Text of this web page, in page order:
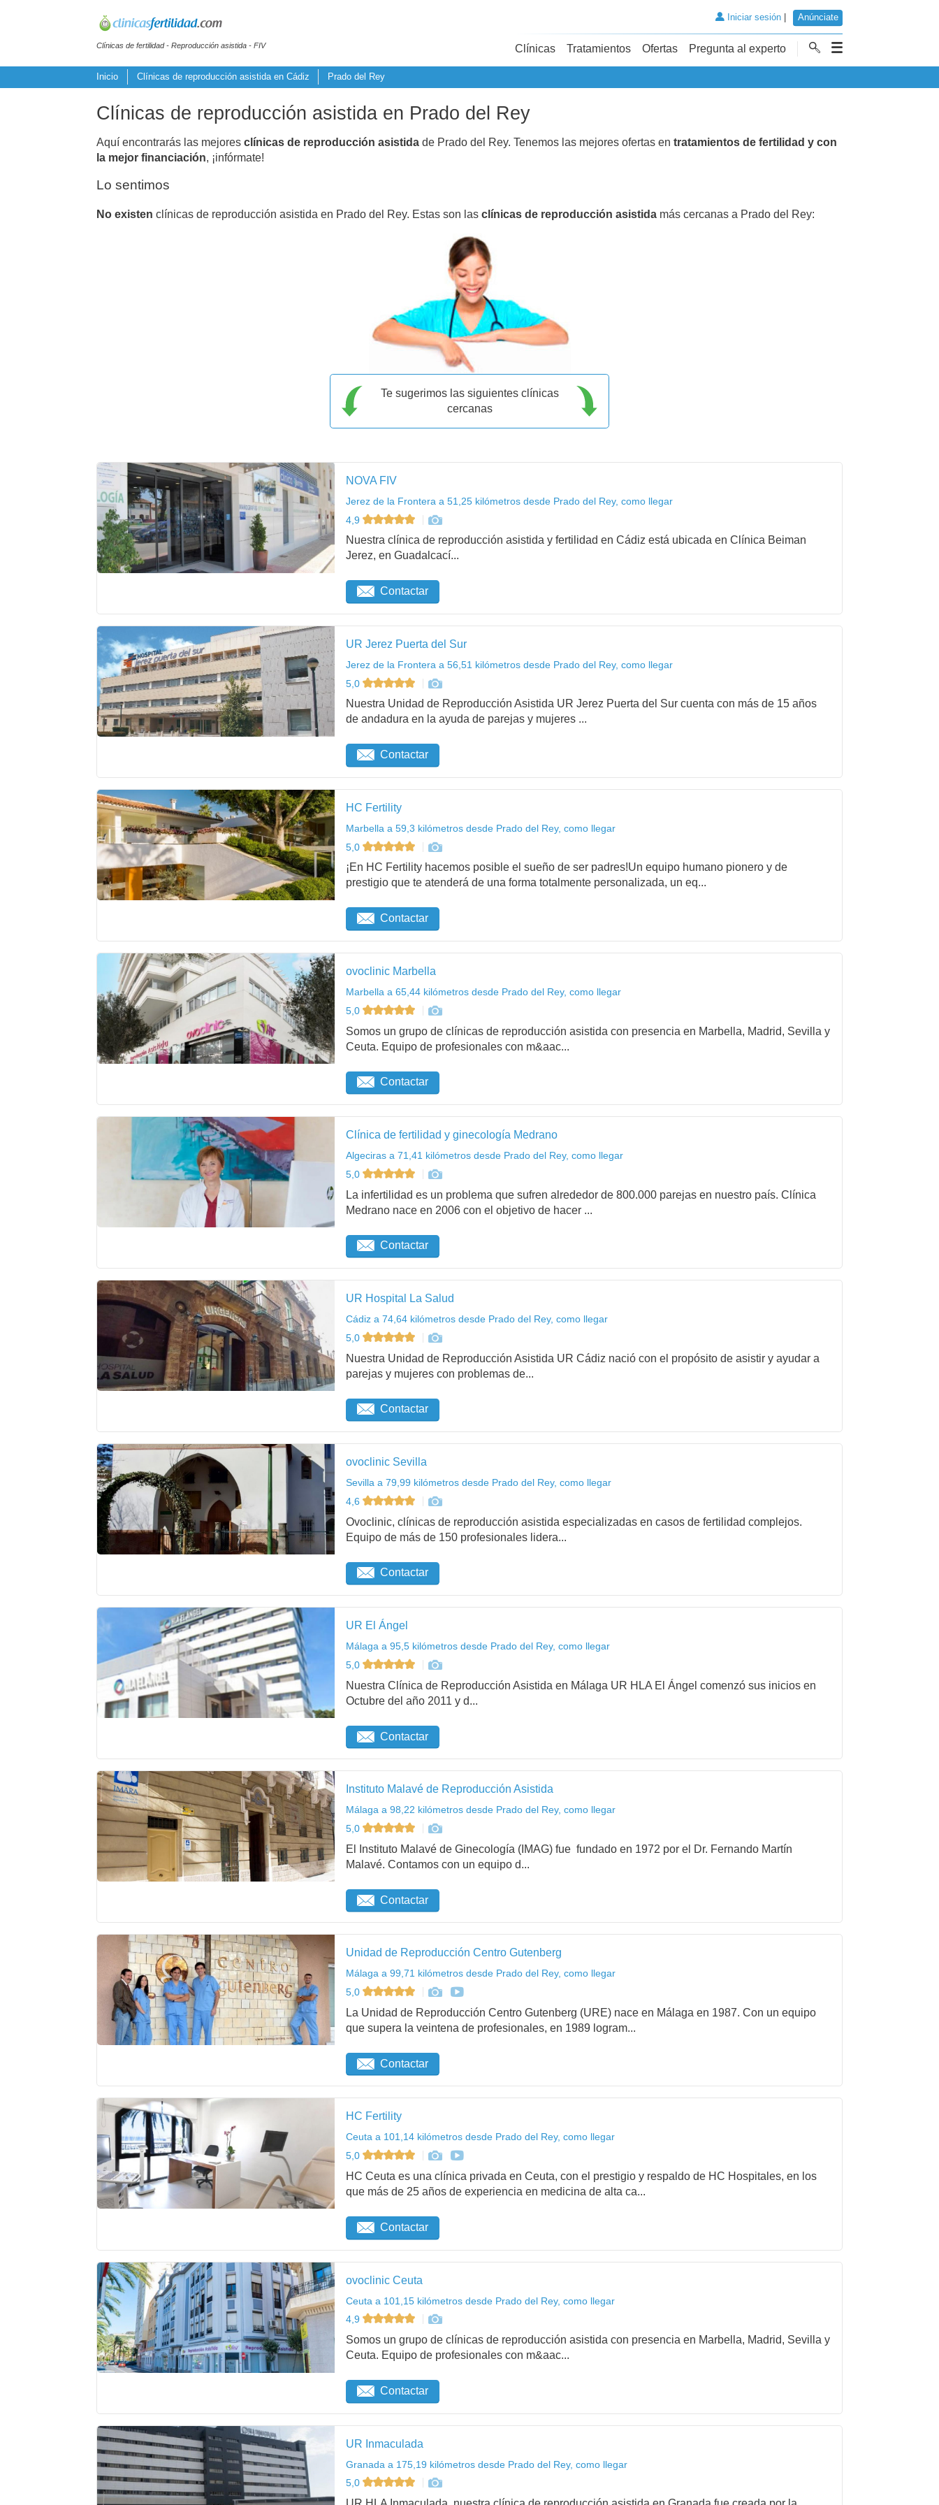
Clínicas de fertilidad - Reproducción asistida - FIV
Iniciar sesión| Anúnciate
Clínicas Tratamientos Ofertas Pregunta al experto
Inicio Clínicas de reproducción asistida en Cádiz Prado del Rey
Clínicas de reproducción asistida en Prado del Rey
Aquí encontrarás las mejores clínicas de reproducción asistida de Prado del Rey. Tenemos las mejores ofertas en tratamientos de fertilidad y con
la mejor financiación, ¡infórmate!
Lo sentimos
No existen clínicas de reproducción asistida en Prado del Rey. Estas son las clínicas de reproducción asistida más cercanas a Prado del Rey:
Te sugerimos las siguientes clínicas
cercanas
NOVA FIV
Jerez de la Frontera a 51,25 kilómetros desde Prado del Rey, como llegar
4,9
Nuestra clínica de reproducción asistida y fertilidad en Cádiz está ubicada en Clínica Beiman
Jerez, en Guadalcací...
Contactar
UR Jerez Puerta del Sur
Jerez de la Frontera a 56,51 kilómetros desde Prado del Rey, como llegar
5,0
Nuestra Unidad de Reproducción Asistida UR Jerez Puerta del Sur cuenta con más de 15 años
de andadura en la ayuda de parejas y mujeres ...
Contactar
HC Fertility
Marbella a 59,3 kilómetros desde Prado del Rey, como llegar
5,0
¡En HC Fertility hacemos posible el sueño de ser padres!Un equipo humano pionero y de
prestigio que te atenderá de una forma totalmente personalizada, un eq...
Contactar
ovoclinic Marbella
Marbella a 65,44 kilómetros desde Prado del Rey, como llegar
5,0
Somos un grupo de clínicas de reproducción asistida con presencia en Marbella, Madrid, Sevilla y
Ceuta. Equipo de profesionales con m&aac...
Contactar
Clínica de fertilidad y ginecología Medrano
Algeciras a 71,41 kilómetros desde Prado del Rey, como llegar
5,0
La infertilidad es un problema que sufren alrededor de 800.000 parejas en nuestro país. Clínica
Medrano nace en 2006 con el objetivo de hacer ...
Contactar
UR Hospital La Salud
Cádiz a 74,64 kilómetros desde Prado del Rey, como llegar
5,0
Nuestra Unidad de Reproducción Asistida UR Cádiz nació con el propósito de asistir y ayudar a
parejas y mujeres con problemas de...
Contactar
ovoclinic Sevilla
Sevilla a 79,99 kilómetros desde Prado del Rey, como llegar
4,6
Ovoclinic, clínicas de reproducción asistida especializadas en casos de fertilidad complejos.
Equipo de más de 150 profesionales lidera...
Contactar
UR El Ángel
Málaga a 95,5 kilómetros desde Prado del Rey, como llegar
5,0
Nuestra Clínica de Reproducción Asistida en Málaga UR HLA El Ángel comenzó sus inicios en
Octubre del año 2011 y d...
Contactar
Instituto Malavé de Reproducción Asistida
Málaga a 98,22 kilómetros desde Prado del Rey, como llegar
5,0
El Instituto Malavé de Ginecología (IMAG) fue fundado en 1972 por el Dr. Fernando Martín
Malavé. Contamos con un equipo d...
Contactar
Unidad de Reproducción Centro Gutenberg
Málaga a 99,71 kilómetros desde Prado del Rey, como llegar
5,0
La Unidad de Reproducción Centro Gutenberg (URE) nace en Málaga en 1987. Con un equipo
que supera la veintena de profesionales, en 1989 logram...
Contactar
HC Fertility
Ceuta a 101,14 kilómetros desde Prado del Rey, como llegar
5,0
HC Ceuta es una clínica privada en Ceuta, con el prestigio y respaldo de HC Hospitales, en los
que más de 25 años de experiencia en medicina de alta ca...
Contactar
ovoclinic Ceuta
Ceuta a 101,15 kilómetros desde Prado del Rey, como llegar
4,9
Somos un grupo de clínicas de reproducción asistida con presencia en Marbella, Madrid, Sevilla y
Ceuta. Equipo de profesionales con m&aac...
Contactar
UR Inmaculada
Granada a 175,19 kilómetros desde Prado del Rey, como llegar
5,0